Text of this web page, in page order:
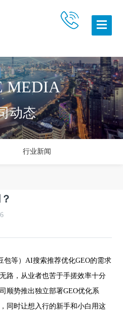
MEDIA
动态
行业新闻
包等）AI搜索推荐优化GEO的需求
路，从业者也苦于手搓效率十分
顺势推出独立部署GEO优化系
同时让想入行的新手和小白用这